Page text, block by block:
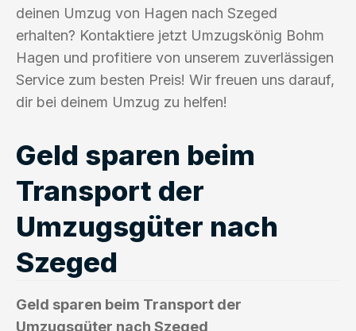
deinen Umzug von Hagen nach Szeged
erhalten? Kontaktiere jetzt Umzugskönig Bohm
Hagen und profitiere von unserem zuverlässigen
Service zum besten Preis! Wir freuen uns darauf,
dir bei deinem Umzug zu helfen!
Geld sparen beim
Transport der
Umzugsgüter nach
Szeged
Geld sparen beim Transport der
Umzugsgüter nach Szeged